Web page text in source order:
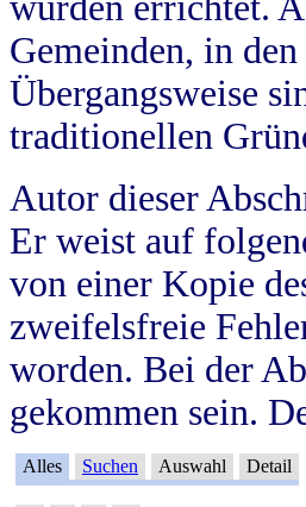
Gemeinden, in
Übergangsweise
traditionellen
Autor dieser
Er weist auf
von einer Kopie
zweifelsfreie
worden. Bei der
gekommen sein.
Alles Suchen Auswahl Detail